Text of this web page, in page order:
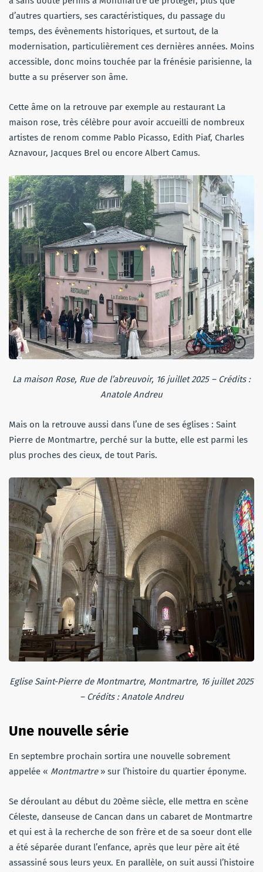
d’autres quartiers, ses caractéristiques, du passage du
temps, des évènements historiques, et surtout, de la
modernisation, particulièrement ces dernières années. Moins
accessible, donc moins touchée par la frénésie parisienne, la
butte a su préserver son âme.
Cette âme on la retrouve par exemple au restaurant La
maison rose, très célèbre pour avoir accueilli de nombreux
artistes de renom comme Pablo Picasso, Edith Piaf, Charles
Aznavour, Jacques Brel ou encore Albert Camus.
La maison Rose, Rue de l’abreuvoir, 16 juillet 2025 – Crédits :
Anatole Andreu
Mais on la retrouve aussi dans l’une de ses églises : Saint
Pierre de Montmartre, perché sur la butte, elle est parmi les
plus proches des cieux, de tout Paris.
Eglise Saint-Pierre de Montmartre, Montmartre, 16 juillet 2025
– Crédits : Anatole Andreu
Une nouvelle série
En septembre prochain sortira une nouvelle sobrement
appelée « Montmartre» sur l’histoire du quartier éponyme.
Se déroulant au début du 20ème siècle, elle mettra en scène
Céleste, danseuse de Cancan dans un cabaret de Montmartre
et qui est à la recherche de son frère et de sa soeur dont elle
a été séparée durant l’enfance, après que leur père ait été
assassiné sous leurs yeux. En parallèle, on suit aussi l’histoire